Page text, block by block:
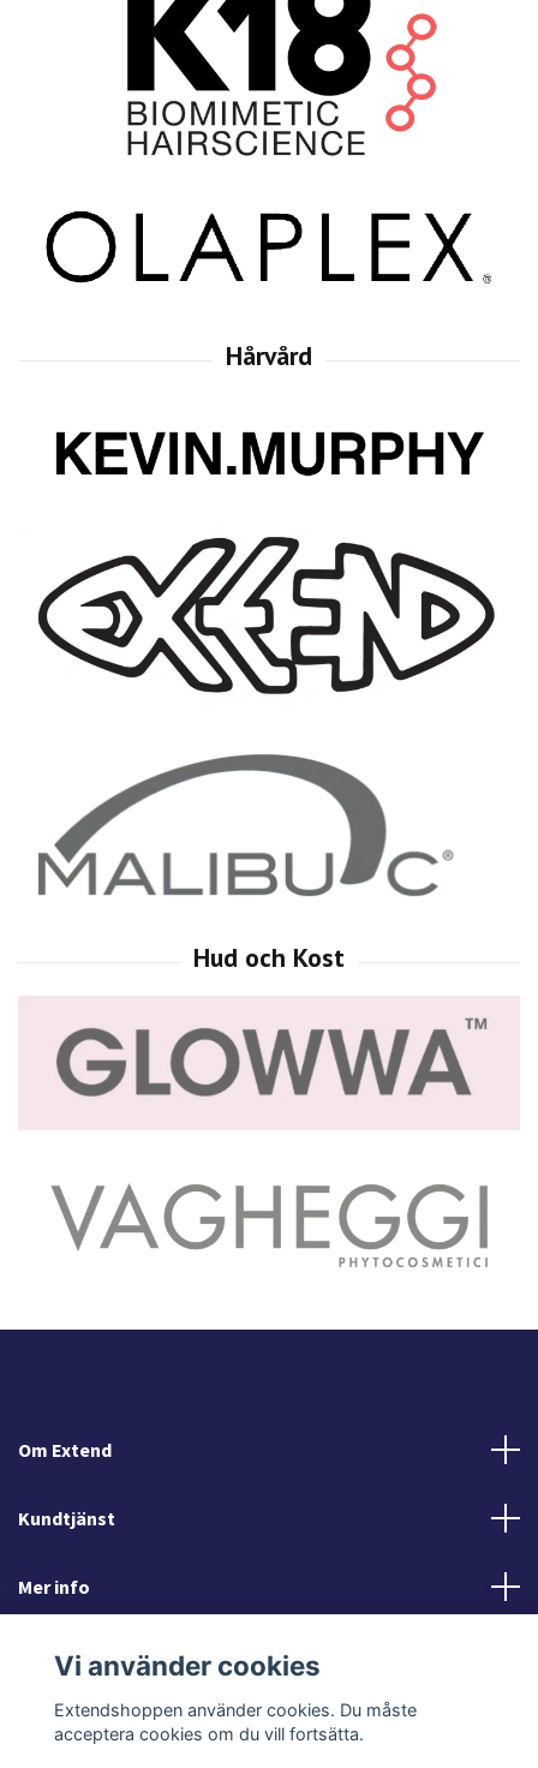
Om Extend
Kundtjänst
Mer info
Sociala medier
Vi använder cookies
Extendshoppen använder cookies. Du måste
acceptera cookies om du vill fortsätta.